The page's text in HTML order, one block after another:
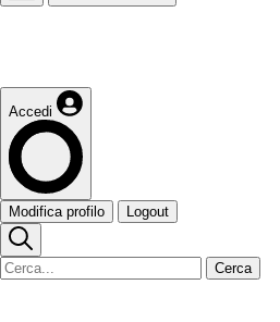
Accedi
Modifica profilo Logout
Cerca